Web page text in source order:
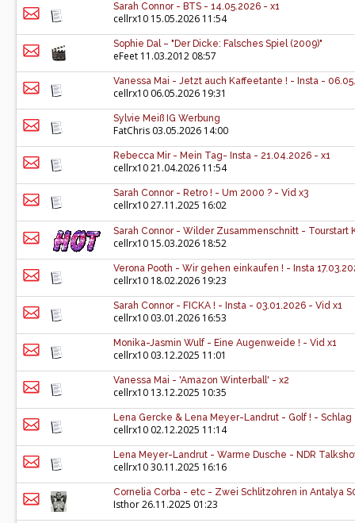
Sarah Connor - BTS - 14.05.2026 - x1
cellrx10 15.05.2026 11:54
Sophie Dal – "Der Dicke: Falsches Spiel (2009)"
eFeet 11.03.2012 08:57
Vanessa Mai - Jetzt auch Kaffeetante ! - Insta -
cellrx10 06.05.2026 19:31
Sylvie Meiß IG Werbung
FatChris 03.05.2026 14:00
Rebecca Mir - Mein Tag- Insta - 21.04.2026 - x1
cellrx1021.04.2026 11:54
Sarah Connor - Retro ! - Um 2000 ? - Vid x3
cellrx1027.11.2025 16:02
Sarah Connor - Wilder Zusammenschnitt - Tourstart
cellrx10 15.03.2026 18:52
Verona Pooth - Wir gehen einkaufen ! - Insta
cellrx10 18.02.2026 19:23
Sarah Connor - FICKA ! - Insta - 03.01.2026 - Vid x1
cellrx10 03.01.2026 16:53
Monika-Jasmin Wulf - Eine Augenweide ! - Vid x1
cellrx10 03.12.2025 11:01
Vanessa Mai - 'Amazon Winterball' - x2
cellrx10 13.12.2025 10:35
Lena Gercke & Lena Meyer-Landrut - Golf ! - Schlag
cellrx10 02.12.2025 11:14
Lena Meyer-Landrut - Warme Dusche - NDR
cellrx1030.11.2025 16:16
Cornelia Corba - etc - Zwei Schlitzohren in Antalya
Isthor26.11.2025 01:23